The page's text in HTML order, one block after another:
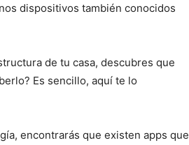
dispositivos también conocidos
de tu casa, descubres que
Es sencillo, aquí te lo
encontrarás que existen apps que